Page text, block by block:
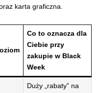
karta graficzna.
Co to oznacza dla
Ciebie przy
zakupie w Black
Week
Duży „rabaty” na